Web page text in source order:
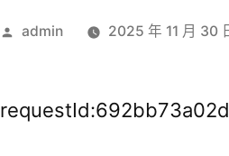
作
admin 2025 年 11 月 30